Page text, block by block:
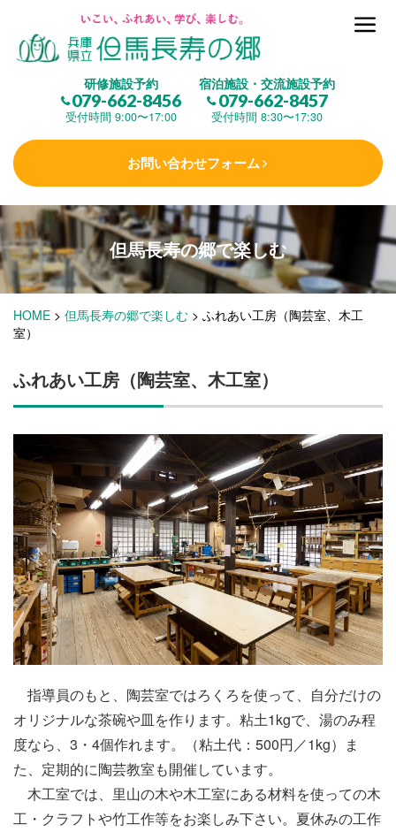
研修施設予約
079-662-8456
受付時間 9:00〜17:00
宿泊施設・交流施設予約
079-662-8457
受付時間 8:30〜17:30
お問い合わせフォーム
但馬長寿の郷とは
(研修施設)
楽しむ
学 ぶ(健康福祉)
泊まる(宿泊)
施設・料金
アクセス
但馬長寿の郷で楽しむ
HOME > 但馬長寿の郷で楽しむ > ふれあい工房（陶芸室、木工
室）
ふれあい工房（陶芸室、木工室）
指導員のもと、陶芸室ではろくろを使って、自分だけの
オリジナルな茶碗や皿を作ります。粘土1kgで、湯のみ程
度なら、3・4個作れます。（粘土代：500円／1kg）ま
た、定期的に陶芸教室も開催しています。
木工室では、里山の木や木工室にある材料を使っての木
工・クラフトや竹工作等をお楽しみ下さい。夏休みの工作